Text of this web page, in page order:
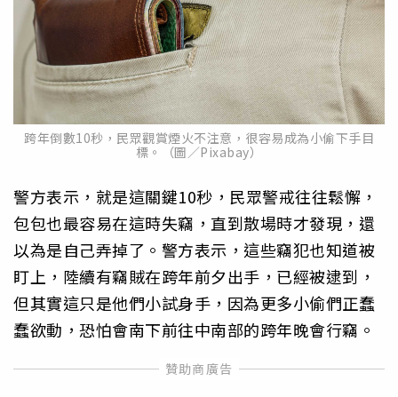
跨年倒數10秒，民眾觀賞煙火不注意，很容易成為小偷下手目
標。（圖／Pixabay）
警方表示，就是這關鍵10秒，民眾警戒往往鬆懈，
包包也最容易在這時失竊，直到散場時才發現，還
以為是自己弄掉了。警方表示，這些竊犯也知道被
盯上，陸續有竊賊在跨年前夕出手，已經被逮到，
但其實這只是他們小試身手，因為更多小偷們正蠢
蠢欲動，恐怕會南下前往中南部的跨年晚會行竊。